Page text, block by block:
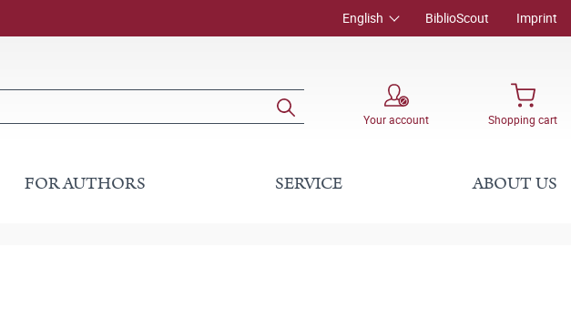
English BiblioScout Imprint
Your account Shopping cart
FOR AUTHORS SERVICE ABOUT US